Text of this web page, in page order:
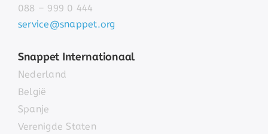
088 – 999 0 444
service@snappet.org
Snappet Internationaal
Nederland
België
Spanje
Verenigde Staten